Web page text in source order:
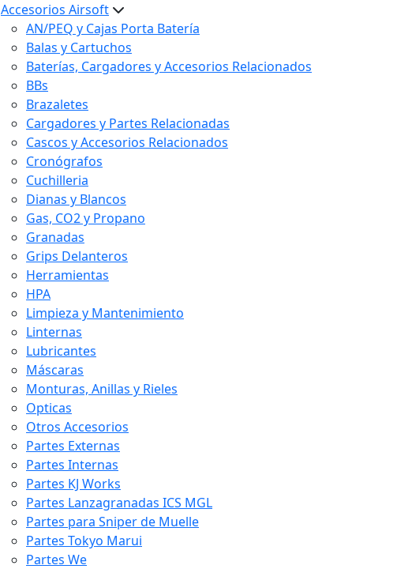
Accesorios Airsoft
AN/PEQ y Cajas Porta Batería
Balas y Cartuchos
Baterías, Cargadores y Accesorios Relacionados
BBs
Brazaletes
Cargadores y Partes Relacionadas
Cascos y Accesorios Relacionados
Cronógrafos
Cuchilleria
Dianas y Blancos
Gas, CO2 y Propano
Granadas
Grips Delanteros
Herramientas
HPA
Limpieza y Mantenimiento
Linternas
Lubricantes
Máscaras
Monturas, Anillas y Rieles
Opticas
Otros Accesorios
Partes Externas
Partes Internas
Partes KJ Works
Partes Lanzagranadas ICS MGL
Partes para Sniper de Muelle
Partes Tokyo Marui
Partes We